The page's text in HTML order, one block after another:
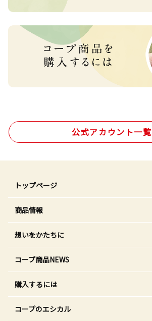
公式アカウント一覧
トップページ
商品情報
想いをかたちに
コープ商品NEWS
購入するには
コープのエシカル